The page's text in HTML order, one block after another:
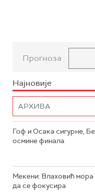
Прогноза
Најновије
Гоф и Осака сигурне,
осмине финала
Мекени: Влаховић мора
да се фокусира